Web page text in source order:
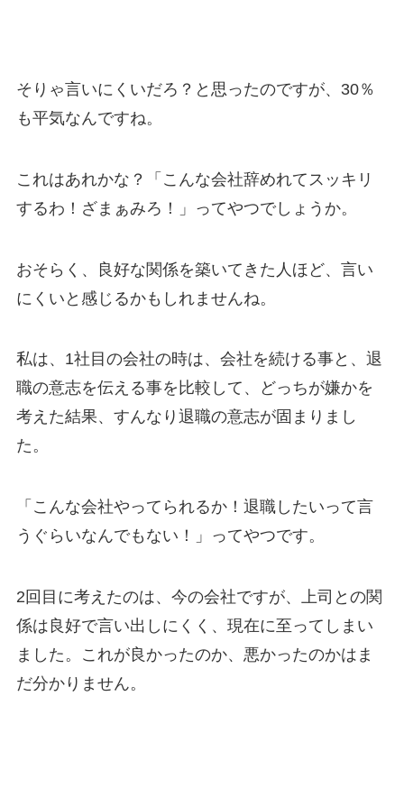
そりゃ言いにくいだろ？と思ったのですが、30％
も平気なんですね。
これはあれかな？「こんな会社辞めれてスッキリ
するわ！ざまぁみろ！」ってやつでしょうか。
おそらく、良好な関係を築いてきた人ほど、言い
にくいと感じるかもしれませんね。
私は、1社目の会社の時は、会社を続ける事と、退
職の意志を伝える事を比較して、どっちが嫌かを
考えた結果、すんなり退職の意志が固まりまし
た。
「こんな会社やってられるか！退職したいって言
うぐらいなんでもない！」ってやつです。
2回目に考えたのは、今の会社ですが、上司との関
係は良好で言い出しにくく、現在に至ってしまい
ました。これが良かったのか、悪かったのかはま
だ分かりません。